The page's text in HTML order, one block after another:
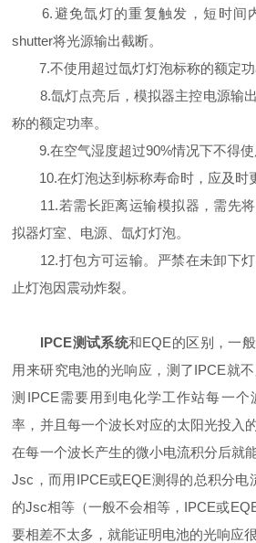
6.避免氙灯的重复触发，短时间
shutter将光源输出截断。
7.不使用超过氙灯灯泡标称的额定功
8.氙灯点亮后，模拟器主控电源输
称的额定功率。
9.在空气湿度超过90%情况下不得使
10.在灯泡达到标称寿命时，应及时
11.若需长距离运输模拟器，需先将
拟器灯室、电源、氙灯灯泡。
12.打包方可运输。严禁在未卸下灯
止灯泡因震动炸裂。
IPCE测试系统和EQE的区别，一
用来研究电池的光响应，测了IPCE就不
测IPCE需要用到电化学工作站每一个
率，并且每一个波长对应的太阳光投入
在每一个波长产生的微小电流积分后就
Jsc，而用IPCE或EQE测得的总积分电
的Jsc相等（一般不会相等，IPCE或
要相差不太多，就能证明电池的光响应